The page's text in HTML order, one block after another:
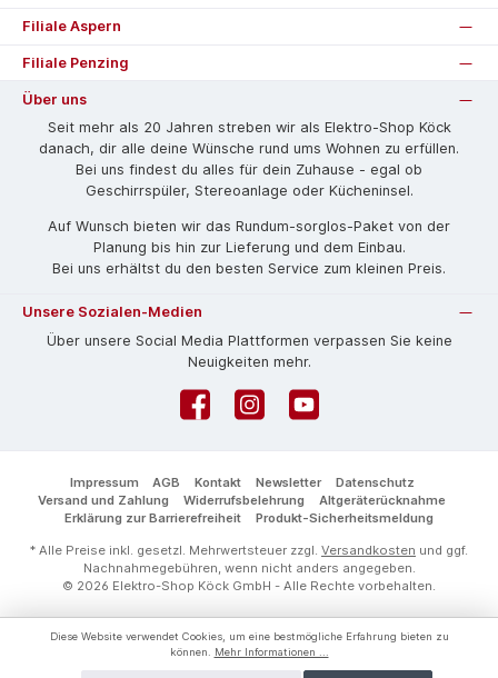
Filiale Aspern
Filiale Penzing
Über uns
Seit mehr als 20 Jahren streben wir als Elektro-Shop Köck
danach, dir alle deine Wünsche rund ums Wohnen zu erfüllen.
Bei uns findest du alles für dein Zuhause - egal ob
Geschirrspüler, Stereoanlage oder Kücheninsel.
Auf Wunsch bieten wir das Rund­um-sorg­los-Pa­ket von der
Planung bis hin zur Lieferung und dem Einbau.
Bei uns erhältst du den besten Service zum kleinen Preis.
Unsere Sozialen-Medien
Über unsere Social Media Plattformen verpassen Sie keine
Neuigkeiten mehr.
FacebookInstagramYouTube
Impressum AGB Kontakt Newsletter
Datenschutz
Versand und Zahlung
Widerrufsbelehrung
Altgeräterücknahme
Erklärung zur Barrierefreiheit
Produkt-Sicherheitsmeldung
* Alle Preise inkl. gesetzl. Mehrwertsteuer zzgl. Versandkosten und ggf.
Nachnahmegebühren, wenn nicht anders angegeben.
© 2026 Elektro-Shop Köck GmbH - Alle Rechte vorbehalten.
Diese Website verwendet Cookies, um eine bestmögliche Erfahrung bieten zu
können.
Mehr Informationen ...